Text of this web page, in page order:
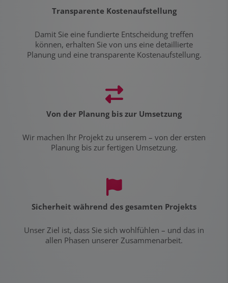
Transparente Kostenaufstellung
Damit Sie eine fundierte Entscheidung treffen
können, erhalten Sie von uns eine detaillierte
Planung und eine transparente Kostenaufstellung.
Von der Planung bis zur Umsetzung
Wir machen Ihr Projekt zu unserem – von der ersten
Planung bis zur fertigen Umsetzung.
Sicherheit während des gesamten Projekts
Unser Ziel ist, dass Sie sich wohlfühlen – und das in
allen Phasen unserer Zusammenarbeit.